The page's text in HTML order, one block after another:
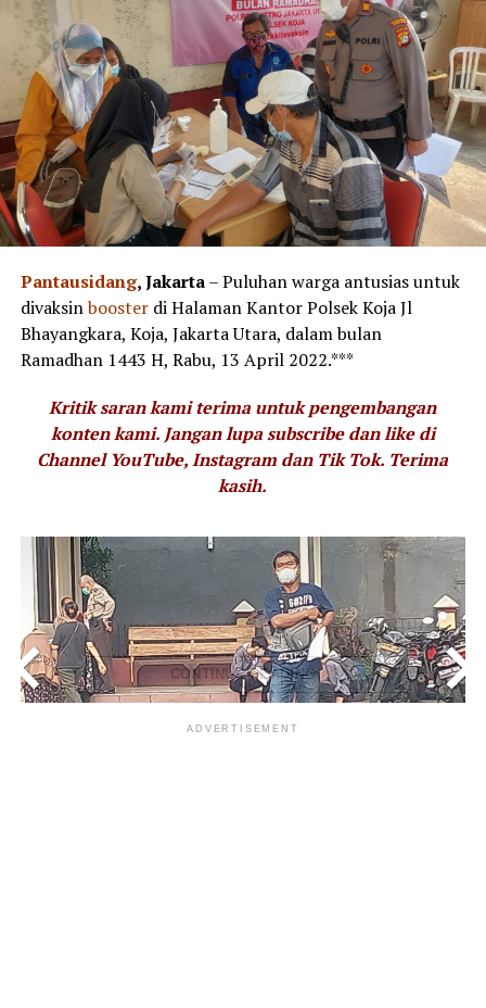
Pantausidang, Jakarta– Puluhan warga antusias untuk
divaksinboosterdi Halaman Kantor Polsek Koja Jl
Bhayangkara, Koja, Jakarta Utara, dalam bulan
Ramadhan 1443 H, Rabu, 13 April 2022.***
Kritik saran kami terima untuk pengembangan
konten kami. Jangan lupa subscribe dan like di
Channel YouTube, Instagram dan Tik Tok. Terima
kasih.
< >
CONTINUE READING
ADVERTISEMENT